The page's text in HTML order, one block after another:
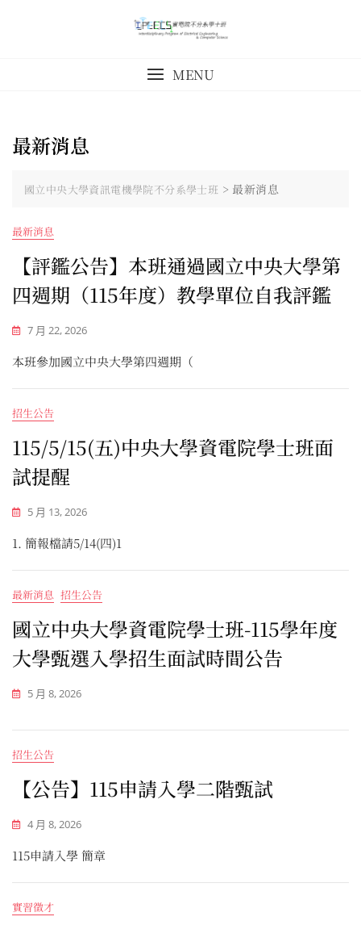
MENU
最新消息
國立中央大學資訊電機學院不分系學士班 > 最新消息
最新消息
【評鑑公告】本班通過國立中央大學第
四週期（115年度）教學單位自我評鑑
7 月 22, 2026
本班參加國立中央大學第四週期（
招生公告
115/5/15(五)中央大學資電院學士班面
試提醒
5 月 13, 2026
1. 簡報檔請5/14(四)1
最新消息 招生公告
國立中央大學資電院學士班-115學年度
大學甄選入學招生面試時間公告
5 月 8, 2026
招生公告
【公告】115申請入學二階甄試
4 月 8, 2026
115申請入學 簡章
實習徵才